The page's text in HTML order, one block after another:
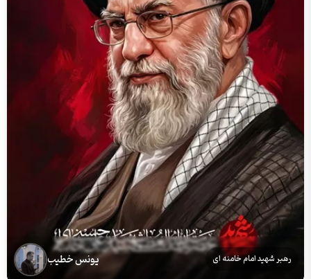
رهبر شهید امام خامنه ای یونس خطیب